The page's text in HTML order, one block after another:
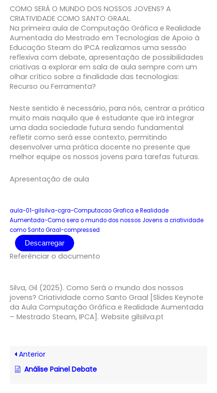
COMO SERÁ O MUNDO DOS NOSSOS JOVENS? A
CRIATIVIDADE COMO SANTO GRAAL.
Na primeira aula de Computação Gráfica e Realidade
Aumentada do Mestrado em Tecnologias de Apoio à
Educação Steam do IPCA realizamos uma sessão
reflexiva com debate, apresentação de possibilidades
criativas a explorar em sala de aula sempre com um
olhar crítico sobre a finalidade das tecnologias:
Recurso ou Ferramenta?
Neste sentido é necessário, para nós, centrar a prática
muito mais naquilo que é estudante que irá integrar
uma dada sociedade futura sendo fundamental
refletir como será esse contexto, permitindo
desenvolver uma prática docente no presente que
melhor equipe os nossos jovens para tarefas futuras.
Apresentação de aula
aula-01-gilsilva-cgra-Computacao Grafica e Realidade
Aumentada-Como sera o mundo dos nossos Jovens a criatividade
como Santo Graal-compressed
Descarregar
Referênciar o documento
Silva, Gil (2025). Como Será o mundo dos nossos
jovens? Criatividade como Santo Graal [Slides Keynote
da Aula Computação Gráfica e Realidade Aumentada
– Mestrado Steam, IPCA]. Website gilsilva.pt
Anterior
Análise Painel Debate